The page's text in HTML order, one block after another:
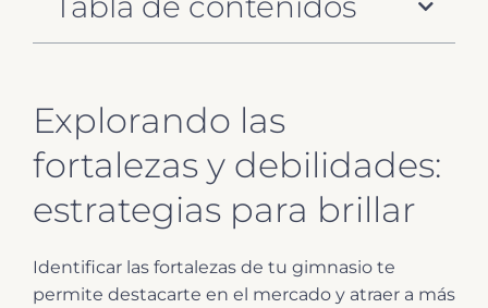
Explorando las
fortalezas y debilidades:
estrategias para brillar
Identificar las fortalezas de tu gimnasio te
permite destacarte en el mercado y atraer a más